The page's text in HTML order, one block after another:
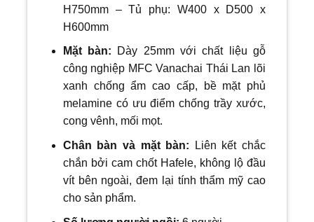
H750mm – Tủ phụ: W400 x D500 x
H600mm
Mặt bàn: Dày 25mm vớichất liệu gỗ
công nghiệp MFC Vanachai Thái Lan lõi
xanh chống ẩm cao cấp, bề mặt phủ
melamine có ưu điểm chống trầy xước,
cong vênh, mối mọt.
Chân bàn và mặt bàn: Liên kết chắc
chắn bởi cam chốt Hafele, không lộ đầu
vít bên ngoài, đem lại tính thẩm mỹ cao
cho sản phẩm.